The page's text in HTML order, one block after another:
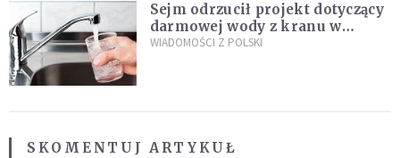
Sejm odrzucił projekt dotyczący
darmowej wody z kranu w
restauracjach
WIADOMOŚCI Z POLSKI
SKOMENTUJ ARTYKUŁ